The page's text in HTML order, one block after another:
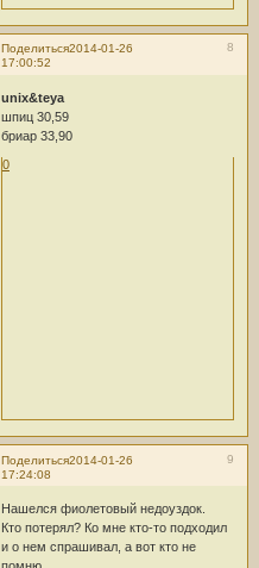
Поделиться 8
2014-01-26
17:00:52
unix&teya
шпиц 30,59
бриар 33,90
0
Поделиться 9
2014-01-26
17:24:08
Нашелся фиолетовый недоуздок.
Кто потерял? Ко мне кто-то подходил
и о нем спрашивал, а вот кто не